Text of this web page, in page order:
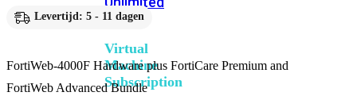
Virtual
Machine
Subscription
Levertijd: 5 - 11 dagen
FortiWeb-4000F Hardware plus FortiCare Premium and
FortiWeb Advanced Bundle